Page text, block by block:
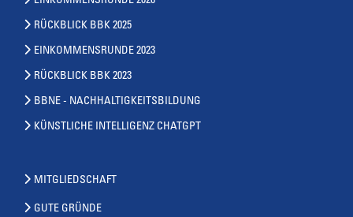
RÜCKBLICK BBK 2025
EINKOMMENSRUNDE 2023
RÜCKBLICK BBK 2023
BBNE - NACHHALTIGKEITSBILDUNG
KÜNSTLICHE INTELLIGENZ CHATGPT
MITGLIEDSCHAFT
GUTE GRÜNDE